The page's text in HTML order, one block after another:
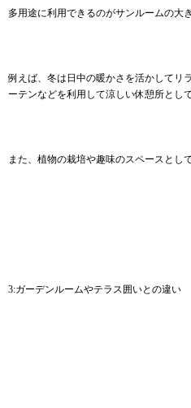
多用途に利用できるのがサンルームの大
例えば、冬は日中の暖かさを活かしてリ
ーテンなどを利用して涼しい休憩所とし
また、植物の栽培や趣味のスペースとし
3:ガーデンルームやテラス囲いとの違い